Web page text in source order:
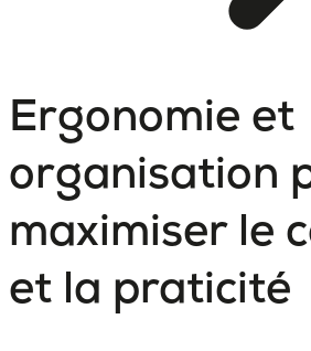
Ergonomie et
organisation
maximiser le
et la praticité